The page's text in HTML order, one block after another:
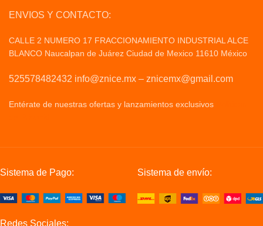
ENVIOS Y CONTACTO:
CALLE 2 NUMERO 17 FRACCIONAMIENTO INDUSTRIAL ALCE
BLANCO Naucalpan de Juárez Ciudad de Mexico 11610 México
525578482432 info@znice.mx – znicemx@gmail.com
Entérate de nuestras ofertas y lanzamientos exclusivos
Sistema de Pago: Sistema de envío:
Redes Sociales: